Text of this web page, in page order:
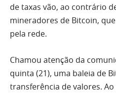
de taxas vão, ao contrário
mineradores de Bitcoin,
pela rede.
Chamou atenção da
quinta (21), uma baleia de
transferência de valores.